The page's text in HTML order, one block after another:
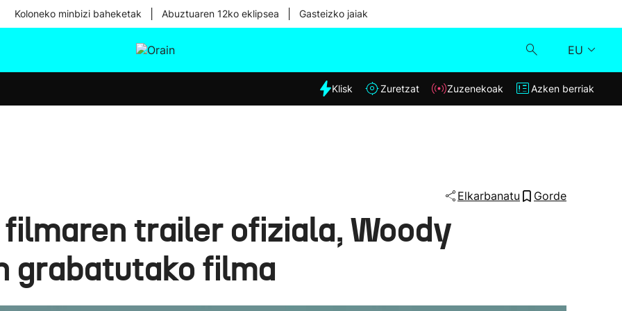
Koloneko minbizi baheketak Abuztuaren 12ko eklipsea Gasteizko jaiak
EU
Eguraldia
Klisk
Klisk Zuretzat Zuzenekoak Azken berriak
Elkarbanatu Gorde
trailer ofiziala, Woody
grabatutako filma